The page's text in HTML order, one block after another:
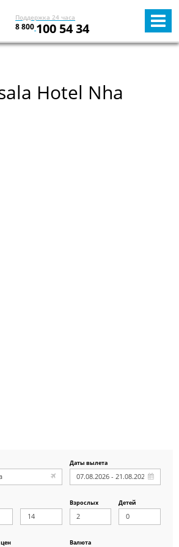
Поддержка 24 часа
8 800 100 54 34
Hotel Nha
Даты вылета
Взрослых Детей
Валюта